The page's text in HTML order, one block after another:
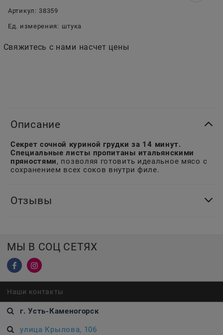
Артикул: 38359
Ед. измерения: штука
Свяжитесь с нами насчет цены
Описание
Секрет сочной куриной грудки за 14 минут.
Специальные листы пропитаны итальянскими
пряностями, позволяя готовить идеальное мясо с
сохранением всех соков внутри филе.
Отзывы
МЫ В СОЦ СЕТЯХ
Наши контакты
г. Усть-Каменогорск
улица Крылова, 106